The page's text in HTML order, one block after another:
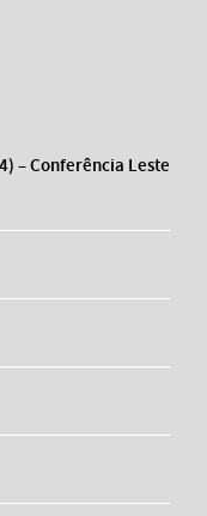
– Conferência Leste